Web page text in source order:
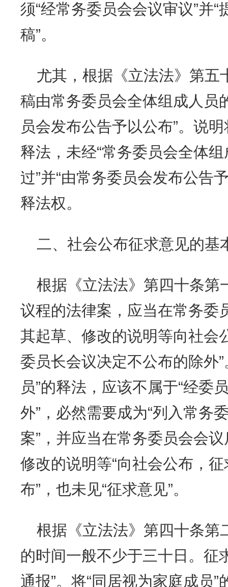
须“经常务委员会会议审议”并
稿”。
尤其，根据《立法法》第五
稿由常务委员会全体组成人员
员会发布公告予以公布”。说
释法，未经“常务委员会全体
过”并“由常务委员会发布公告
释法权。
二、社会公布征求意见的基
根据《立法法》第四十条第
议程的法律案，应当在常务委
其起草、修改的说明等向社会
委员长会议决定不公布的除外
员”的释法，应该不属于“经委
外”，必然需要成为“列入常务
案”，并应当在常务委员会会
修改的说明等“向社会公布，
布”，也未见“征求意见”。
根据《立法法》第四十条第
的时间一般不少于三十日。征
通报”。将“同居视为家庭成员